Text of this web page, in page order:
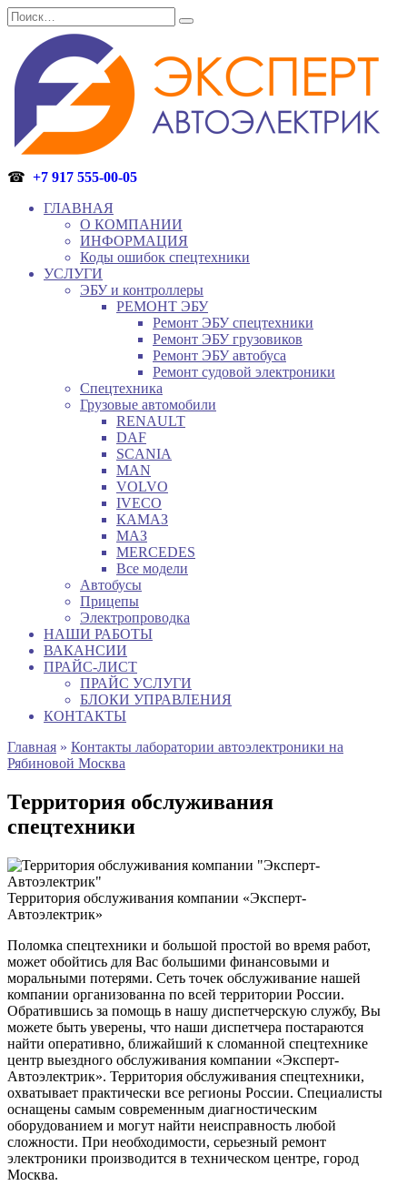
Перейти
к
содержанию
Search
for:
☎ +7 917 555-00-05
ГЛАВНАЯ
О КОМПАНИИ
ИНФОРМАЦИЯ
Коды ошибок спецтехники
УСЛУГИ
ЭБУ и контроллеры
РЕМОНТ ЭБУ
Ремонт ЭБУ спецтехники
Ремонт ЭБУ грузовиков
Ремонт ЭБУ автобуса
Ремонт судовой электроники
Спецтехника
Грузовые автомобили
RENAULT
DAF
SCANIA
MAN
VOLVO
IVECO
КАМАЗ
МАЗ
MERCEDES
Все модели
Автобусы
Прицепы
Электропроводка
НАШИ РАБОТЫ
ВАКАНСИИ
ПРАЙС-ЛИСТ
ПРАЙС УСЛУГИ
БЛОКИ УПРАВЛЕНИЯ
КОНТАКТЫ
Главная » Контакты лаборатории автоэлектроники на
Рябиновой Москва
Территория обслуживания
спецтехники
Территория обслуживания компании «Эксперт-
Автоэлектрик»
Поломка спецтехники и большой простой во время работ,
может обойтись для Вас большими финансовыми и
моральными потерями. Сеть точек обслуживание нашей
компании организованна по всей территории России.
Обратившись за помощь в нашу диспетчерскую службу, Вы
можете быть уверены, что наши диспетчера постараются
найти оперативно, ближайший к сломанной спецтехнике
центр выездного обслуживания компании «Эксперт-
Автоэлектрик». Территория обслуживания спецтехники,
охватывает практически все регионы России. Специалисты
оснащены самым современным диагностическим
оборудованием и могут найти неисправность любой
сложности. При необходимости, серьезный ремонт
электроники производится в техническом центре, город
Москва.